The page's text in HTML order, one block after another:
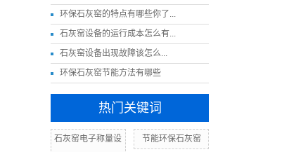
环保石灰窑的特点有哪些你了...
石灰窑设备的运行成本怎么有...
​石灰窑设备出现故障该怎么...
环保石灰窑节能方法有哪些
热门关键词
石灰窑电子称量设
节能环保石灰窑